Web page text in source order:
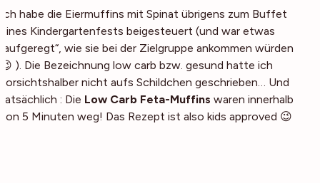
Ich habe die Eiermuffins mit Spinat übrigens zum Buffet
eines Kindergartenfests beigesteuert (und war etwas
„aufgeregt“, wie sie bei der Zielgruppe ankommen würden
😉 ). Die Bezeichnung low carb bzw. gesund hatte ich
vorsichtshalber nicht aufs Schildchen geschrieben… Und
tatsächlich : Die Low Carb Feta-Muffins waren innerhalb
von 5 Minuten weg! Das Rezept ist also kids approved 😉